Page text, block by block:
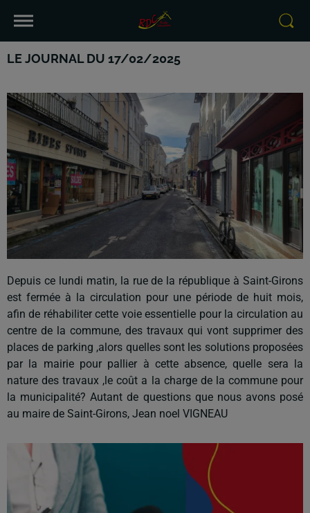
LE JOURNAL DU 17/02/2025
Depuis ce lundi matin, la rue de la république à Saint-Girons
est fermée à la circulation pour une période de huit mois,
afin de réhabiliter cette voie essentielle pour la circulation au
centre de la commune, des travaux qui vont supprimer des
places de parking ,alors quelles sont les solutions proposées
par la mairie pour pallier à cette absence, quelle sera la
nature des travaux ,le coût a la charge de la commune pour
la municipalité? Autant de questions que nous avons posé
au maire de Saint-Girons, Jean noel VIGNEAU